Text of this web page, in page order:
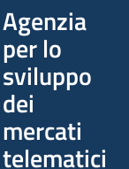
Agenzia
per lo
sviluppo
dei
mercati
telematici